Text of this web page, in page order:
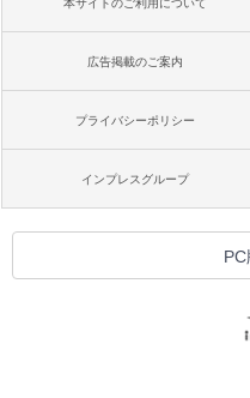
本サイトのご利用について
広告掲載のご案内
プライバシーポリシー
インプレスグループ
PC